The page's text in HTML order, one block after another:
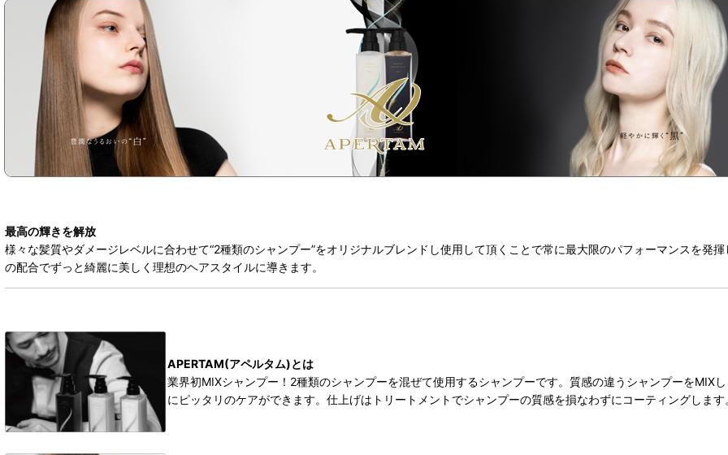
最高の輝きを解放
様々な髪質やダメージレベルに合わせて“2種類のシャンプー”をオリジナルブレンドし使用して頂くことで常に最大限のパフォーマンスを発
の配合でずっと綺麗に美しく理想のヘアスタイルに導きます。
APERTAM(アペルタム)とは
業界初MIXシャンプー！2種類のシャンプーを混ぜて使用するシャンプーです。質感の違うシャンプーをMIX
にピッタリのケアができます。仕上げはトリートメントでシャンプーの質感を損なわずにコーティングします